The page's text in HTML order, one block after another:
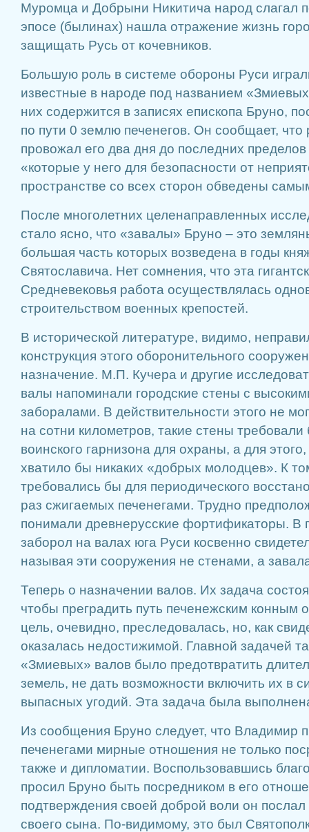
Муромца и Добрыни Никитича народ слагал
эпосе (былинах) нашла отражение жизнь
защищать Русь от кочевников.
Большую роль в системе обороны Руси
известные в народе под названием
них содержится в записях епископа Бруно,
по пути 0 землю печенегов. Он сообщает, что
провожал его два дня до последних пределов
«которые у него для безопасности от
пространстве со всех сторон обведены
После многолетних целенаправленных
стало ясно, что «завалы» Бруно – это
большая часть которых возведена в годы
Святославича. Нет сомнения, что эта
Средневековья работа осуществлялась
строительством военных крепостей.
В исторической литературе, видимо,
конструкция этого оборонительного
назначение. М.П. Кучера и другие
валы напоминали городские стены с
заборалами. В действительности этого не
на сотни километров, такие стены
воинского гарнизона для охраны, а для
хватило бы никаких «добрых молодцев». К
требовались бы для периодического
раз сжигаемых печенегами. Трудно
понимали древнерусские фортификаторы. В
заборол на валах юга Руси косвенно
называя эти сооружения не стенами, а
Теперь о назначении валов. Их задача
чтобы преградить путь печенежским конным
цель, очевидно, преследовалась, но, как
оказалась недостижимой. Главной задачей
«Змиевых» валов было предотвратить
земель, не дать возможности включить их в
выпасных угодий. Эта задача была
Из сообщения Бруно следует, что Владимир
печенегами мирные отношения не только
также и дипломатии. Воспользовавшись
просил Бруно быть посредником в его
подтверждения своей доброй воли он
своего сына. По-видимому, это был